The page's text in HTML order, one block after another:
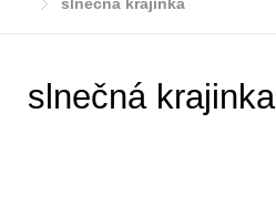
slnečná krajinka